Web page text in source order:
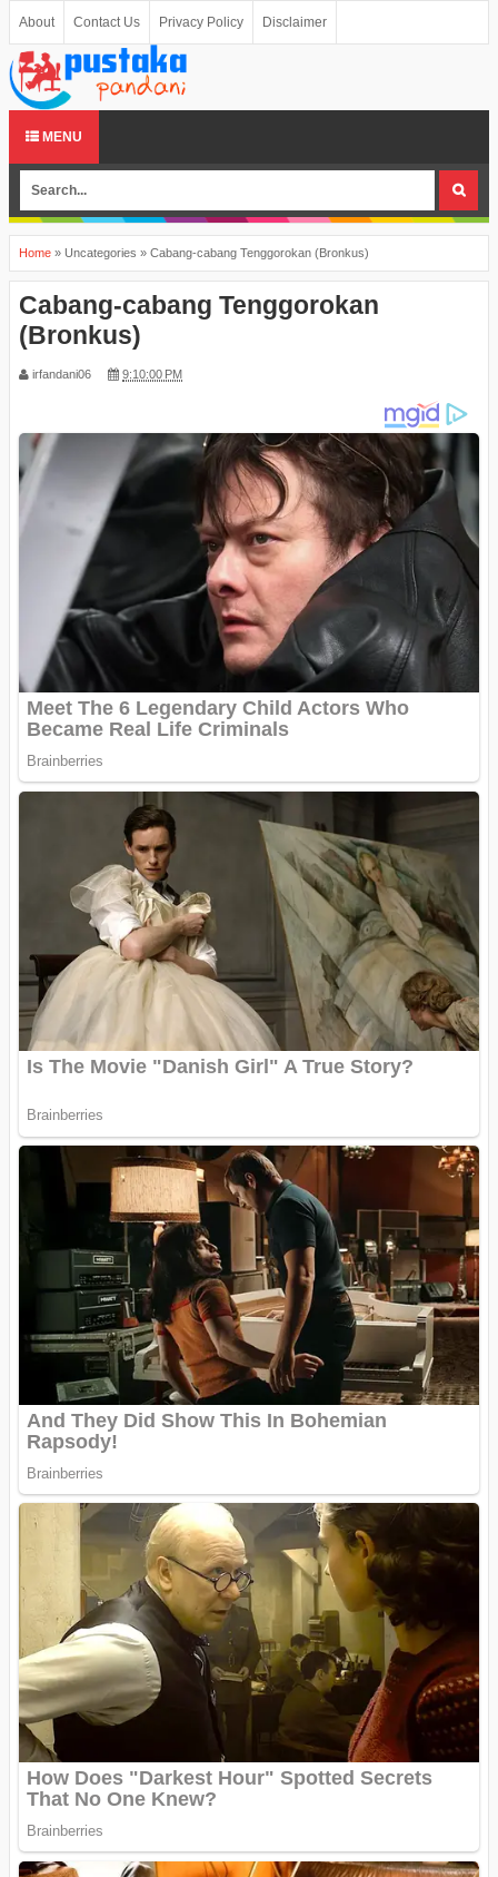
About Contact Us Privacy Policy Disclaimer
MENU
Home » Uncategories » Cabang-cabang Tenggorokan (Bronkus)
Cabang-cabang Tenggorokan
(Bronkus)
irfandani06 9:10:00 PM